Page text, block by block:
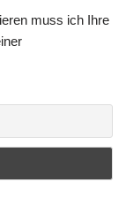
muss ich Ihre